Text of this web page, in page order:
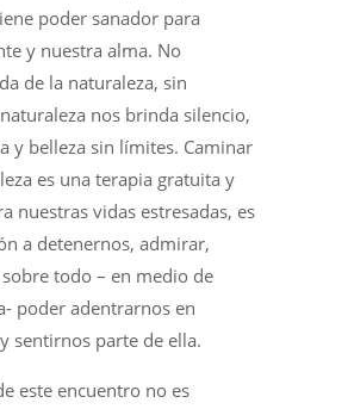
poder sanador para
y nuestra alma. No
de la naturaleza, sin
nos brinda silencio,
y belleza sin límites. Caminar
es una terapia gratuita y
nuestras vidas estresadas, es
a detenernos, admirar,
todo – en medio de
poder adentrarnos en
sentirnos parte de ella.
este encuentro no es